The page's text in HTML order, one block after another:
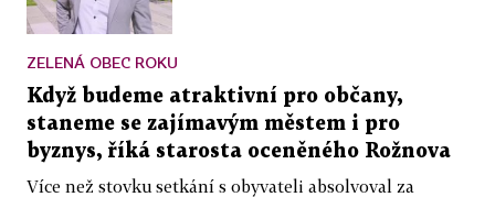
ZELENÁ OBEC ROKU
Když budeme atraktivní pro občany,
staneme se zajímavým městem i pro
byznys, říká starosta oceněného Rožnova
Více než stovku setkání s obyvateli absolvoval za